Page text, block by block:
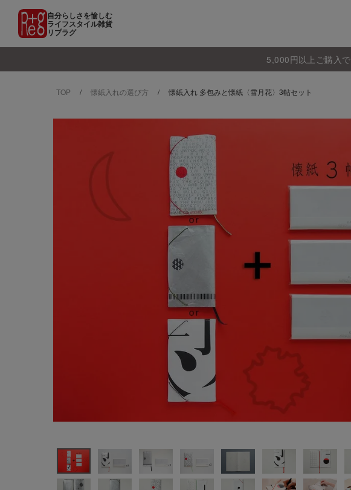
自分らしさを愉しむ
ライフスタイル雑貨
リプラグ
5,000円以上ご購入で
TOP 懐紙入れの選び方 懐紙入れ 多包みと懐紙〈雪月花〉3帖セット